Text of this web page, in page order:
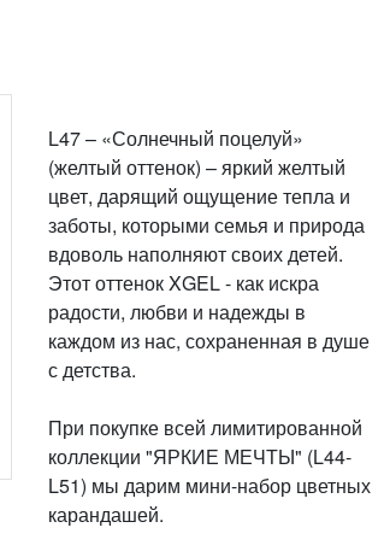
L47 – «Солнечный поцелуй»
(желтый оттенок) – яркий желтый
цвет, дарящий ощущение тепла и
заботы, которыми семья и природа
вдоволь наполняют своих детей.
Этот оттенок XGEL - как искра
радости, любви и надежды в
каждом из нас, сохраненная в душе
с детства.
При покупке всей лимитированной
коллекции "ЯРКИЕ МЕЧТЫ" (L44-
L51) мы дарим мини-набор цветных
карандашей.